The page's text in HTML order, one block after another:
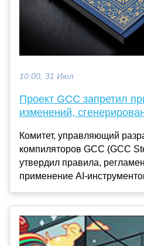
10:00, 31 Июл
Проект GCC запретил
изменений,
Комитет, управляющий
компиляторов GCC (GCC
утвердил правила,
применение AI-